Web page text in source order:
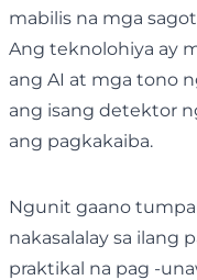
mabilis na mga
Ang teknolohiya ay
ang AI at mga tono
ang isang detektor
ang pagkakaiba.
Ngunit gaano
nakasalalay sa ilang
praktikal na pag -